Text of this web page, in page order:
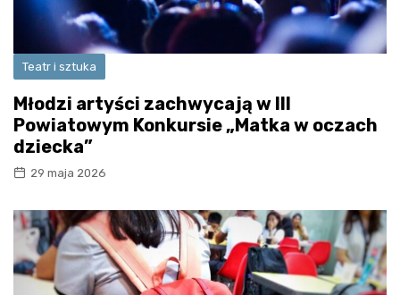
Teatr i sztuka
Młodzi artyści zachwycają w III
Powiatowym Konkursie „Matka w oczach
dziecka”
29 maja 2026